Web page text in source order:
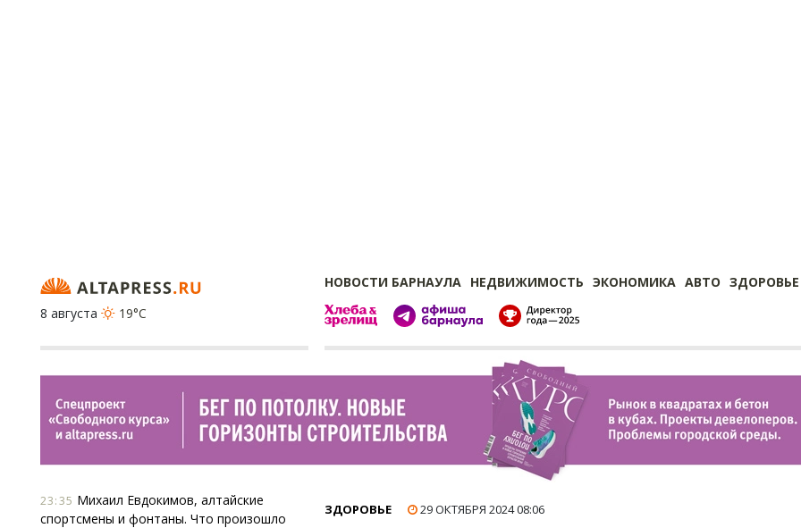
НОВОСТИ БАРНАУЛА НЕДВИЖИМОСТЬ ЭКОНОМИКА АВТО ЗДОРОВЬЕ
8 августа
19°C
23:35 Михаил Евдокимов, алтайские
спортсмены и фонтаны. Что произошло
ЗДОРОВЬЕ 29 ОКТЯБРЯ 202408:06